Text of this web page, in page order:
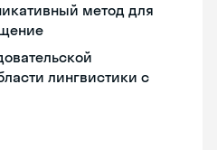
метод для
лингвистики с